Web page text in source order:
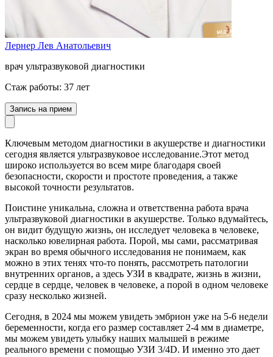
Лернер Лев Анатольевич
врач ультразвуковой диагностики
Стаж работы: 37 лет
Запись на прием
Ключевым методом диагностики в акушерстве и диагностики
сегодня является ультразвуковое исследование.Этот метод
широко используется во всем мире благодаря своей
безопасности, скорости и простоте проведения, а также
высокой точности результатов.
Поистине уникальна, сложна и ответственна работа врача
ультразвуковой диагностики в акушерстве. Только вдумайтесь,
он видит будущую жизнь, он исследует человека в человеке,
насколько ювелирная работа. Порой, мы сами, рассматривая
экран во время обычного исследования не понимаем, как
можно в этих тенях что-то понять, рассмотреть патологии
внутренних органов, а здесь УЗИ в квадрате, жизнь в жизни,
сердце в сердце, человек в человеке, а порой в одном человеке
сразу несколько жизней.
Сегодня, в 2024 мы можем увидеть эмбрион уже на 5-6 недели
беременности, когда его размер составляет 2-4 мм в диаметре,
мы можем увидеть улыбку наших малышей в режиме
реального времени с помощью УЗИ 3/4D. И именно это дает